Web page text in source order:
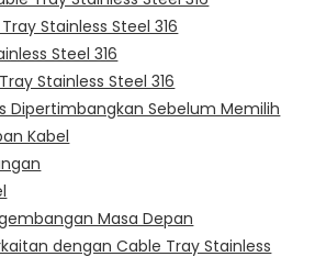
Stainless Steel 316
Steel 316
Stainless Steel 316
Dipertimbangkan Sebelum Memilih
Kabel
Masa Depan
dengan Cable Tray Stainless